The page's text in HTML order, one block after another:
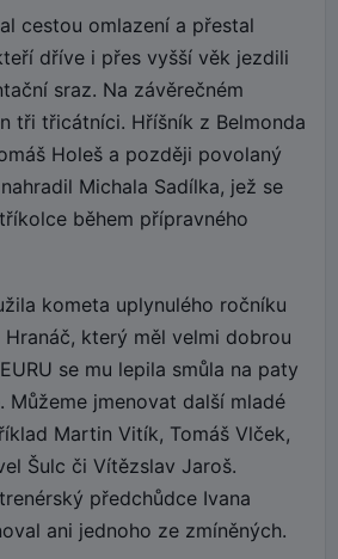
cestou omlazení a přestal
dříve i přes vyšší věk jezdili
sraz. Na závěrečném
tři třicátníci. Hříšník z Belmonda
Holeš a později povolaný
Michala Sadílka, jež se
během přípravného
kometa uplynulého ročníku
který měl velmi dobrou
se mu lepila smůla na paty
Můžeme jmenovat další mladé
Martin Vitík, Tomáš Vlček,
Šulc či Vítězslav Jaroš.
předchůdce Ivana
ani jednoho ze zmíněných.